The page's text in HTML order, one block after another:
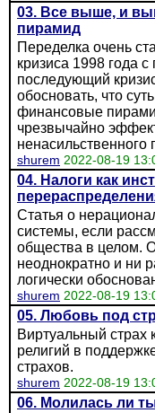
03. Все выше, и
пирамид
Переделка очень
кризиса 1998 года
последующий
обосновать, что
финансовые
чрезвычайно
ненасильственного
shurem 2022-08-19
04. Налоги как
Статья о
системы, если
общества в целом.
неоднократно и ни
логически
shurem 2022-08-19
05. Любовь под
Виртуальный страх
религий в
страхов.
shurem 2022-08-19
06. Молилась ли